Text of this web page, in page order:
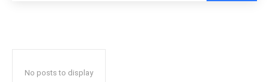
No posts to display